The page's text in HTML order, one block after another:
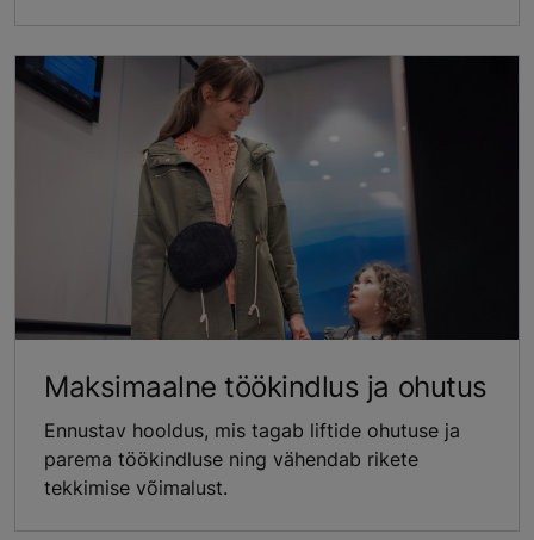
Maksimaalne töökindlus ja ohutus
Ennustav hooldus, mis tagab liftide ohutuse ja
parema töökindluse ning vähendab rikete
tekkimise võimalust.